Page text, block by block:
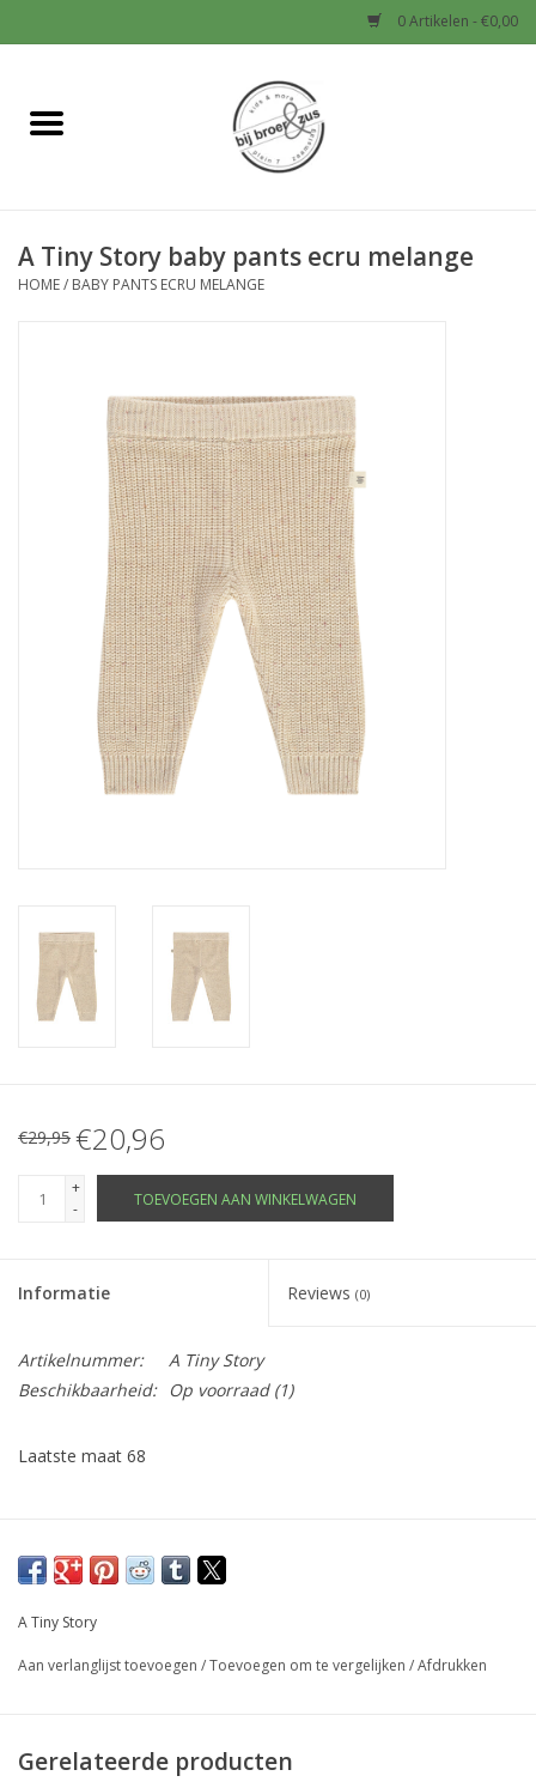
0 Artikelen - €0,00
Home
Baby
Schoenen en Tassen
Cadeaubonnen
Cadeaubon
A Tiny Story baby pants ecru melange
HOME/ BABY PANTS ECRU MELANGE
€29,95 €20,96
+
-
TOEVOEGEN AAN WINKELWAGEN
Informatie Reviews (0)
Artikelnummer:
A Tiny Story
Beschikbaarheid:
Op voorraad(1)
Laatste maat 68
A Tiny Story
Aan verlanglijst toevoegen /Toevoegen om te vergelijken /Afdrukken
Gerelateerde producten